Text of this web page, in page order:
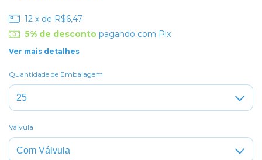
12 x de R$6,47
5% de descontopagando com Pix
Ver mais detalhes
Quantidade de Embalagem
Válvula